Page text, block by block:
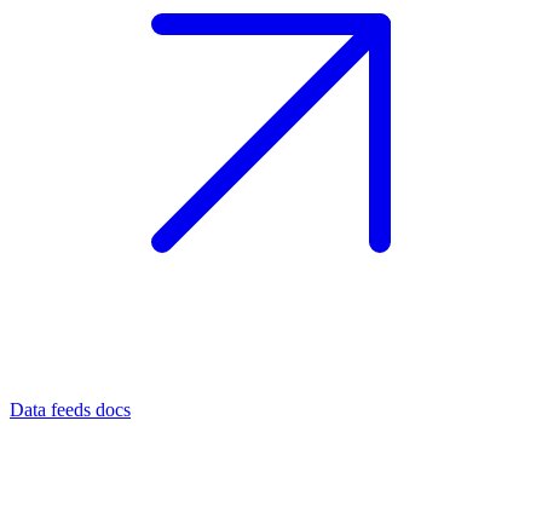
Data feeds docs